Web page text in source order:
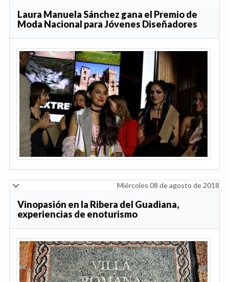
Laura Manuela Sánchez gana el Premio de
Moda Nacional para Jóvenes Diseñadores
Miércoles 08 de agosto de 2018
Vinopasión en la Ribera del Guadiana,
experiencias de enoturismo